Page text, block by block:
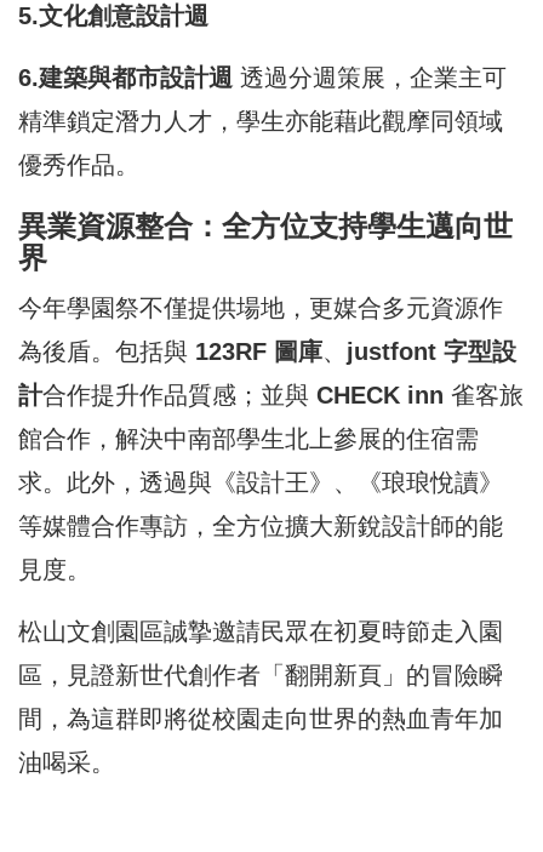
5.文化創意設計週
6.建築與都市設計週 透過分週策展，企業主可
精準鎖定潛力人才，學生亦能藉此觀摩同領域
優秀作品。
異業資源整合：全方位支持學生邁向世
界
今年學園祭不僅提供場地，更媒合多元資源作
為後盾。包括與 123RF 圖庫、 justfont 字型設
計合作提升作品質感；並與 CHECK inn 雀客旅
館合作，解決中南部學生北上參展的住宿需
求。此外，透過與《設計王》、《琅琅悅讀》
等媒體合作專訪，全方位擴大新銳設計師的能
見度。
松山文創園區誠摯邀請民眾在初夏時節走入園
區，見證新世代創作者「翻開新頁」的冒險瞬
間，為這群即將從校園走向世界的熱血青年加
油喝采。